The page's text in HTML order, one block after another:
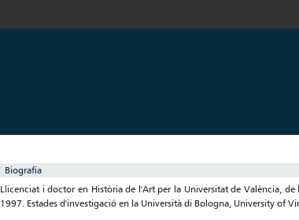
Biografia
Llicenciat i doctor en Història de l'Art per la Universitat de València,
1997. Estades d'investigació en la Università di Bologna, University of